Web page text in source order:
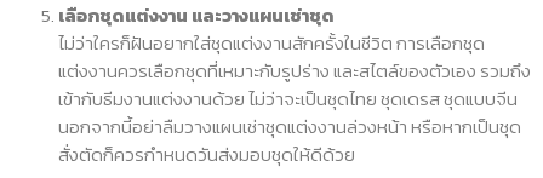
เลือกชุดแต่งงาน และวางแผนเช่าชุด
ไม่ว่าใครก็ฝันอยากใส่ชุดแต่งงานสักครั้งในชีวิต การเลือกชุด
แต่งงานควรเลือกชุดที่เหมาะกับรูปร่าง และสไตล์ของตัวเอง รวมถึง
เข้ากับธีมงานแต่งงานด้วย ไม่ว่าจะเป็นชุดไทย ชุดเดรส ชุดแบบจีน
นอกจากนี้อย่าลืมวางแผนเช่าชุดแต่งงานล่วงหน้า หรือหากเป็นชุด
สั่งตัดก็ควรกำหนดวันส่งมอบชุดให้ดีด้วย